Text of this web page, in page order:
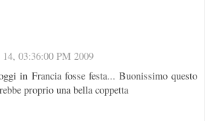
14, 03:36:00 PM 2009
in Francia fosse festa... Buonissimo questo
proprio una bella coppetta